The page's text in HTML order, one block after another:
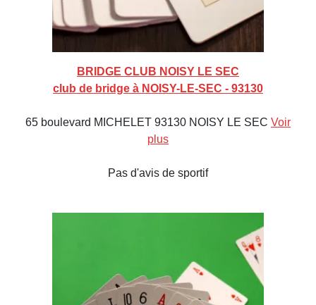
BRIDGE CLUB NOISY LE SEC
club de bridge à NOISY-LE-SEC - 93130
65 boulevard MICHELET 93130 NOISY LE SEC Voir
plus
Pas d'avis de sportif